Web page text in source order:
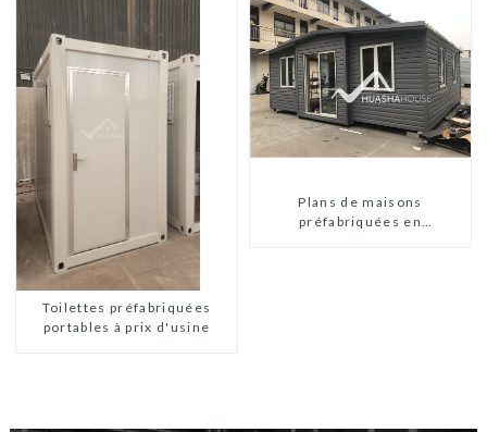
Toilettes préfabriquées
portables à prix d'usine
Plans de maisons
préfabriquées en